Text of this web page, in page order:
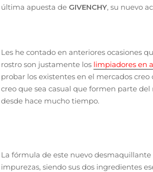
última apuesta de GIVENCHY, su nuevo
Les he contado en anteriores ocasiones
rostro son justamente los limpiadores en
probar los existentes en el mercados
creo que sea casual que formen parte
desde hace mucho tiempo.
La fórmula de este nuevo
impurezas, siendo sus dos ingredientes